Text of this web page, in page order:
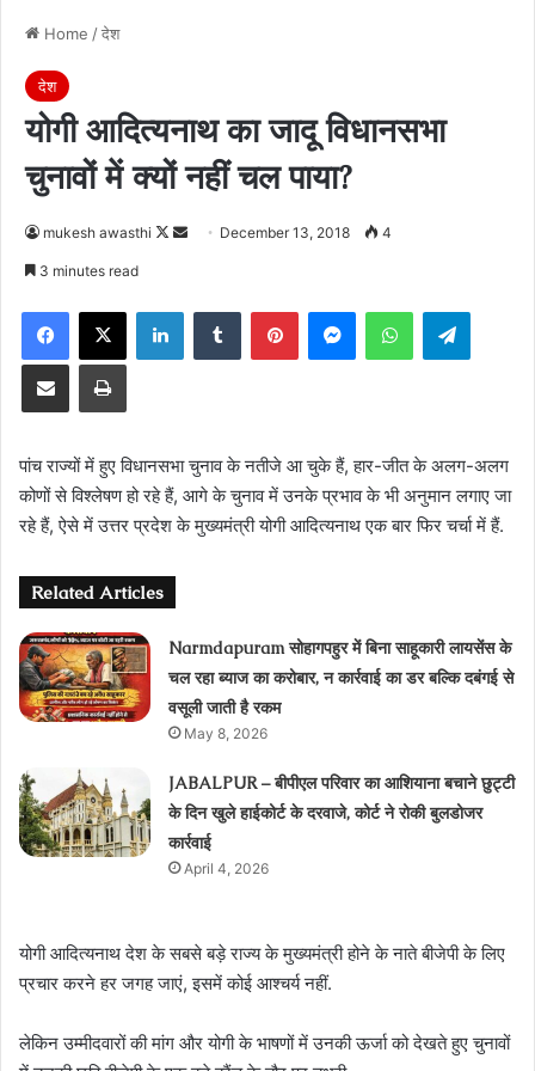
Home /देश
देश
योगी आदित्यनाथ का जादू विधानसभा
चुनावों में क्यों नहीं चल पाया?
mukesh awasthi
Follow
Send December 13, 2018 4
3 minutes read
Facebook
X LinkedInTumblr PinterestMessengerWhatsApp
Share via Email Print
पांच राज्यों में हुए विधानसभा चुनाव के नतीजे आ चुके हैं, हार-जीत के अलग-अलग
कोणों से विश्लेषण हो रहे हैं, आगे के चुनाव में उनके प्रभाव के भी अनुमान लगाए जा
रहे हैं, ऐसे में उत्तर प्रदेश के मुख्यमंत्री योगी आदित्यनाथ एक बार फिर चर्चा में हैं.
Related Articles
Narmdapuram सोहागपहुर में बिना साहूकारी लायसेंस के
चल रहा ब्‍याज का करोबार, न कार्रवाई का डर बल्कि दबंगई से
वसूली जाती है रकम
May 8, 2026
JABALPUR – बीपीएल परिवार का आशियाना बचाने छुट्टी
के दिन खुले हाईकोर्ट के दरवाजे, कोर्ट ने रोकी बुलडोजर
कार्रवाई
April 4, 2026
योगी आदित्यनाथ देश के सबसे बड़े राज्य के मुख्यमंत्री होने के नाते बीजेपी के लिए
प्रचार करने हर जगह जाएं, इसमें कोई आश्चर्य नहीं.
लेकिन उम्मीदवारों की मांग और योगी के भाषणों में उनकी ऊर्जा को देखते हुए चुनावों